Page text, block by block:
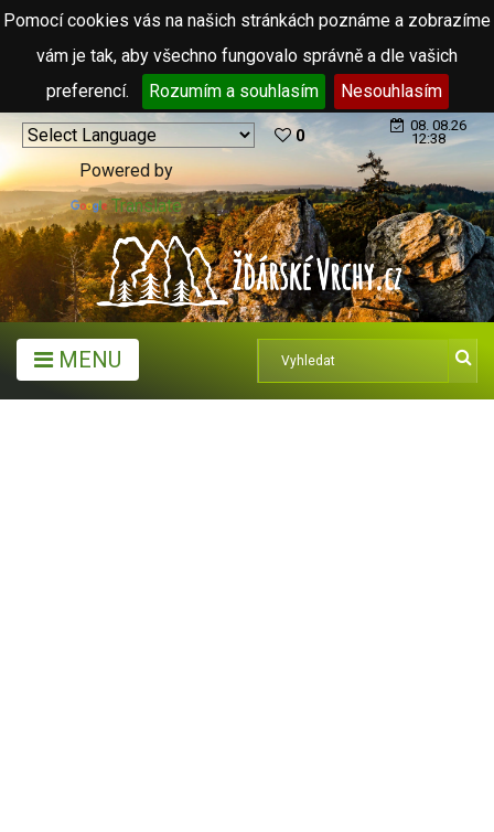
Pomocí cookies vás na našich stránkách poznáme a zobrazíme
vám je tak, aby všechno fungovalo správně a dle vašich
preferencí.
Rozumím a souhlasím Nesouhlasím
Powered by
Translate
0
08. 08.26
12:38
MENU